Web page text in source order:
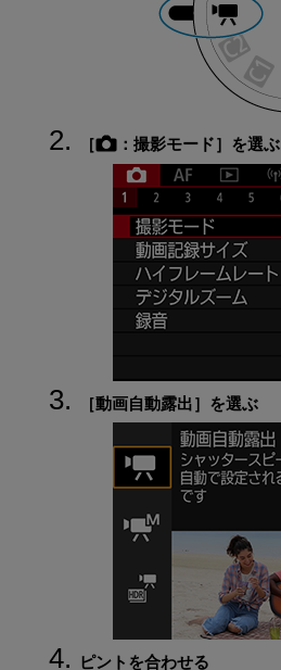
［ ： 撮影モード］を選ぶ
［動画自動露出］を選ぶ
ピントを合わせる